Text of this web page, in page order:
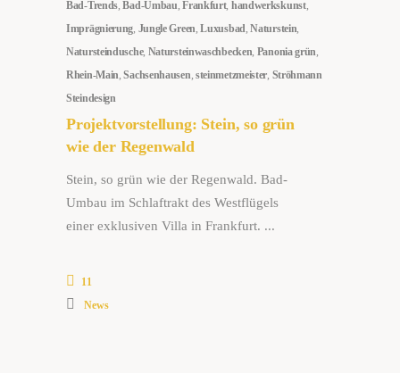
Bad-Trends,Bad-Umbau,Frankfurt, handwerkskunst,
Imprägnierung, Jungle Green,Luxusbad,Naturstein,
Natursteindusche, Natursteinwaschbecken, Panonia grün,
Rhein-Main,Sachsenhausen, steinmetzmeister, Ströhmann
Steindesign
Projektvorstellung: Stein, so grün
wie der Regenwald
Stein, so grün wie der Regenwald. Bad-
Umbau im Schlaftrakt des Westflügels
einer exklusiven Villa in Frankfurt.
11
News